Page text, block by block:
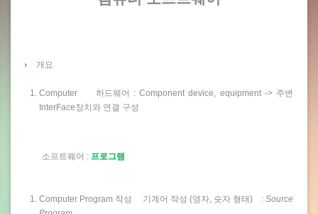
개요
Computer 하드웨어 : Component device, equipment -> 주변
InterFace장치와 연결 구성
소프트웨어 : 프로그램
Computer Program 작성 기계어 작성 (영자, 숫자 형태) : Source